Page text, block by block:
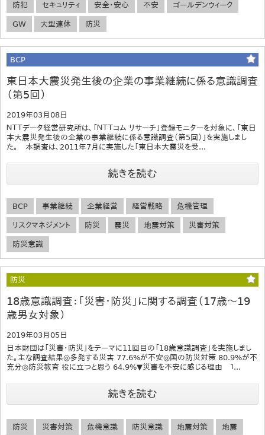
防犯 セキュリティ 安全・安心 不安 ゴールデンウィーク
GW 大型連休 防災
BCP
東日本大震災発生後の企業の事業継続に係る意識調査
（第5回）
2019年03月08日
ＮＴＴデータ経営研究所は、「ＮＴＴコム リサーチ」登録モニターを対象に、「東日
本大震災発生後の企業の事業継続に係る意識調査（第5回）」を実施しまし
た。 本調査は、2011年7月に実施した「東日本大震災を受...
続きを読む
BCP 事業継続 企業経営 経営戦略 危機管理
リスクマネジメント 防災 震災 地震対策 災害対策
防災意識
防災
18歳意識調査：「災害・防災」に関する調査（17歳～19
歳男女対象）
2019年03月05日
日本財団は「災害・防災」をテーマに11回目の「18歳意識調査」を実施しまし
た。主な調査結果​◎多発する災害 77.6%が不安◎国の防災対策 80.9%が不
充分◎防災教育 役に立つと思う 64.9%▼災害を不安に感じる理由 １...
続きを読む
防災 災害対策 危機意識 防災意識 地震対策 地震